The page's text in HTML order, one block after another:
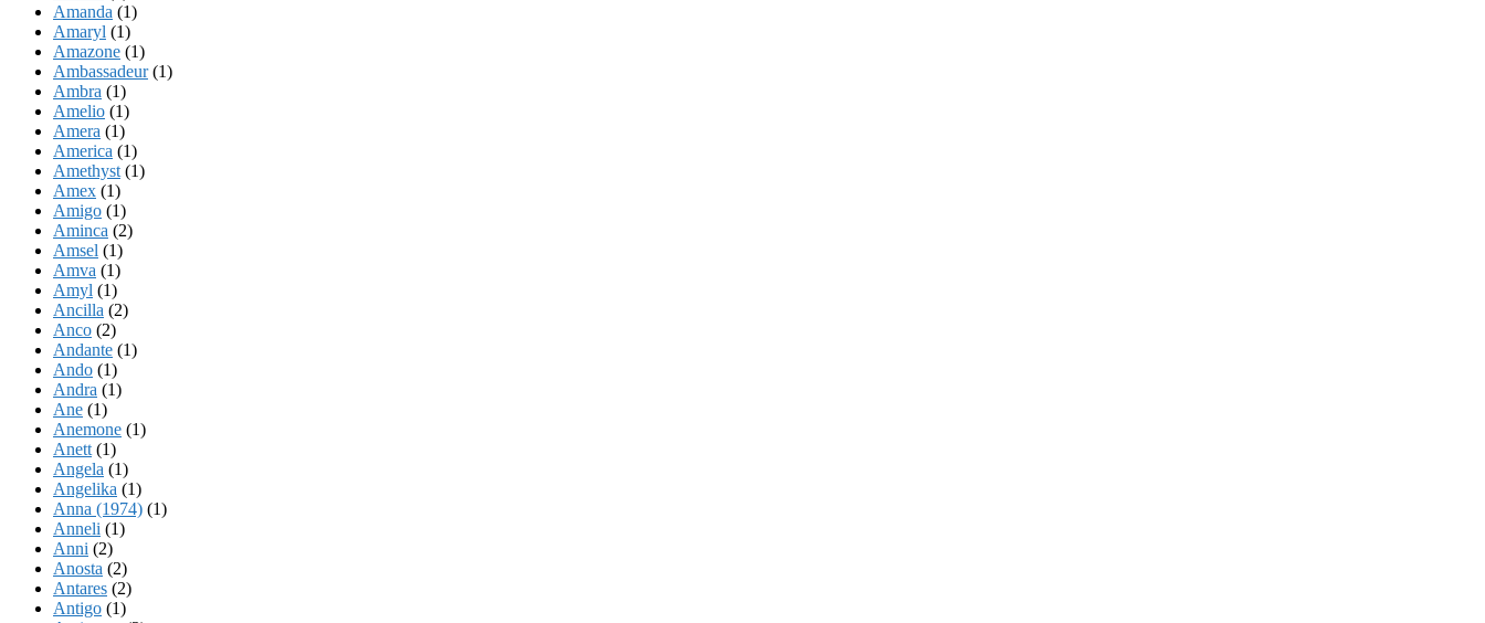
Amanda (1)
Amaryl (1)
Amazone (1)
Ambassadeur(1)
Ambra (1)
Amelio (1)
Amera (1)
America (1)
Amethyst (1)
Amex (1)
Amigo (1)
Aminca (2)
Amsel (1)
Amva (1)
Amyl (1)
Ancilla (2)
Anco (2)
Andante (1)
Ando (1)
Andra (1)
Ane (1)
Anemone (1)
Anett (1)
Angela (1)
Angelika (1)
Anna (1974) (1)
Anneli (1)
Anni (2)
Anosta (2)
Antares (2)
Antigo (1)